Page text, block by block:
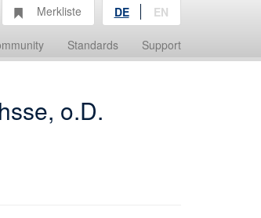
Standards Support
Merkliste DE EN
o.D.